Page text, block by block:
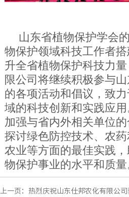
山东省植物保护学会
物保护领域科技工作者
升全省植物保护科技力
限公司将继续积极参与
的各项活动和倡议，致
域的科技创新和实践应
加强与省内外相关单位
探讨绿色防控技术、农
农业等方面的最佳实践
物保护事业的水平和质量
上一页： 热烈庆祝山东仕邦农化有限公司